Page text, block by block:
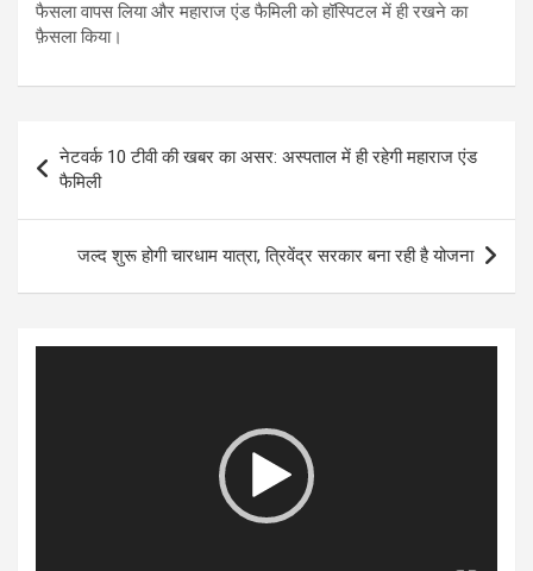
फैसला वापस लिया और महाराज एंड फैमिली को हॉस्पिटल में ही रखने का
फ़ैसला किया।
Post
navigation
नेटवर्क 10 टीवी की खबर का असर: अस्पताल में ही रहेगी महाराज एंड
फैमिली
जल्द शुरू होगी चारधाम यात्रा, त्रिवेंद्र सरकार बना रही है योजना